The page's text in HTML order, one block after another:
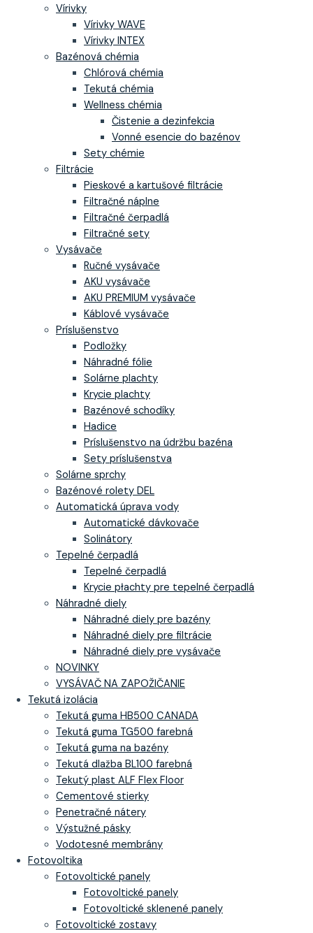
Vírivky
Vírivky WAVE
Vírivky INTEX
Bazénová chémia
Chlórová chémia
Tekutá chémia
Wellness chémia
Čistenie a dezinfekcia
Vonné esencie do bazénov
Sety chémie
Filtrácie
Pieskové a kartušové filtrácie
Filtračné náplne
Filtračné čerpadlá
Filtračné sety
Vysávače
Ručné vysávače
AKU vysávače
AKU PREMIUM vysávače
Káblové vysávače
Príslušenstvo
Podložky
Náhradné fólie
Solárne plachty
Krycie plachty
Bazénové schodíky
Hadice
Príslušenstvo na údržbu bazéna
Sety príslušenstva
Solárne sprchy
Bazénové rolety DEL
Automatická úprava vody
Automatické dávkovače
Solinátory
Tepelné čerpadlá
Tepelné čerpadlá
Krycie płachty pre tepelné čerpadlá
Náhradné diely
Náhradné diely pre bazény
Náhradné diely pre filtrácie
Náhradné diely pre vysávače
NOVINKY
VYSÁVAČ NA ZAPOŽIČANIE
Tekutá izolácia
Tekutá guma HB500 CANADA
Tekutá guma TG500 farebná
Tekutá guma na bazény
Tekutá dlažba BL100 farebná
Tekutý plast ALF Flex Floor
Cementové stierky
Penetračné nátery
Výstužné pásky
Vodotesné membrány
Fotovoltika
Fotovoltické panely
Fotovoltické panely
Fotovoltické sklenené panely
Fotovoltické zostavy